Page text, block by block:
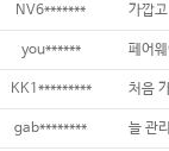
NV6******* 가깝
you******
KK1*********
gab******** 늘 관